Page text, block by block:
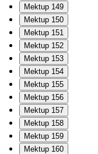
Mektup 149
Mektup 150
Mektup 151
Mektup 152
Mektup 153
Mektup 154
Mektup 155
Mektup 156
Mektup 157
Mektup 158
Mektup 159
Mektup 160